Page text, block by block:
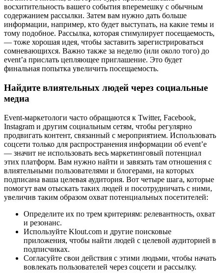
восхитительность вашего события вперемешку с обычным
содержанием рассылки. Затем вам нужно дать больше
информации, например, кто будет выступать, на какие темы и
тому подобное. Рассылка, которая стимулирует посещаемость,
— тоже хорошая идея, чтобы заставить зарегистрироваться
сомневающихся. Важно также за неделю (или около того) до
event’а прислать цепляющее приглашение. Это будет
финальная попытка увеличить посещаемость.
Найдите влиятельных людей через социальные
медиа
Event-маркетологи часто обращаются к Twitter, Facebook,
Instagram и другим социальным сетям, чтобы регулярно
продвигать контент, связанный с мероприятием. Использовать
соцсети только для распространения информации об event’е
— значит не использовать весь маркетинговый потенциал
этих платформ. Вам нужно найти и завязать там отношения с
влиятельными пользователями и блогерами, на которых
подписана ваша целевая аудитория. Вот четыре шага, которые
помогут вам отыскать таких людей и посотрудничать с ними,
увеличив таким образом охват потенциальных посетителей:
Определите их по трем критериям: релевантность, охват
и резонанс.
Используйте Klout.com и другие поисковые
приложения, чтобы найти людей с целевой аудиторией в
подписчиках.
Согласуйте свои действия с этими людьми, чтобы начать
вовлекать пользователей через соцсети и рассылку.